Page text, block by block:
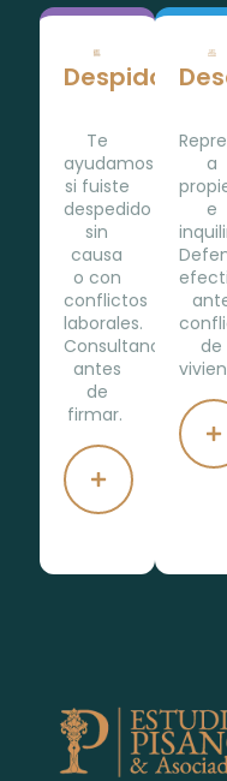
Despidos
Te
ayudamos
si fuiste
despedido
sin
causa
o con
conflictos
laborales.
Consultanos
antes
de
firmar.
a
e
de